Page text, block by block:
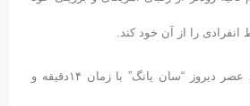
در ماده ی ١۵۰۰متر آزاد عصر دیروز “سان یانگ” با زمان ١۴دقیقه و